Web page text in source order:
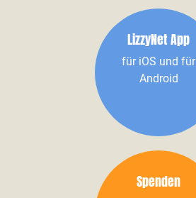
LizzyNet App
für iOS und für
Android
Spenden